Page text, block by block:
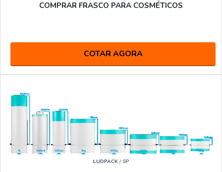
COMPRAR FRASCO PARA COSMÉTICOS
COTAR AGORA
LUDPACK / SP